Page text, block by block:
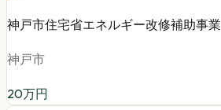
神戸市住宅省エネルギー改修補助事業
神戸市
20万円